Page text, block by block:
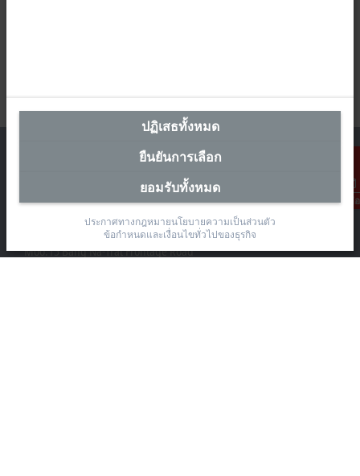
การติดต่อ
สำนักงานผู้แทนประเทศไทย
The Pretium Bang Na, Unit 91/8
Moo.15 Bang Na-Trat Frontage Road
ปฏิเสธทั้งหมด
ยืนยันการเลือก
ยอมรับทั้งหมด
ประกาศทางกฎหมายนโยบายความเป็นส่วนตัว
ข้อกำหนดและเงื่อนไขทั่วไปของธุรกิจ